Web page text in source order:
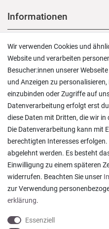
Informationen
Versand und Zahlung
Rücksendungen
Lieferung in die Schweiz
Pflegesymbole
Lagerverkauf
Ratgeber & News
Ein einfach toller Service -
sogar mit
Datum der
Datum der Kauferfahrung:
Wir verwenden Cookies und
Website und verarbeiten
Besucher:innen unserer
und Anzeigen zu
einzubinden oder Zugriffe auf
Datenverarbeitung erfolgt erst
diese Daten mit Dritten, die wir in
Die Datenverarbeitung kann mit
berechtigten Interesses
abgelehnt werden. Es besteht
Einwilligung zu einem späteren
widerrufen. Beachten Sie unser
zur Verwendung
erklärung.
Essenziell